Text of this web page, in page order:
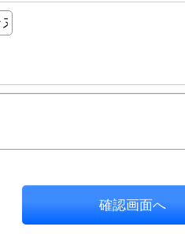
確認画面へ